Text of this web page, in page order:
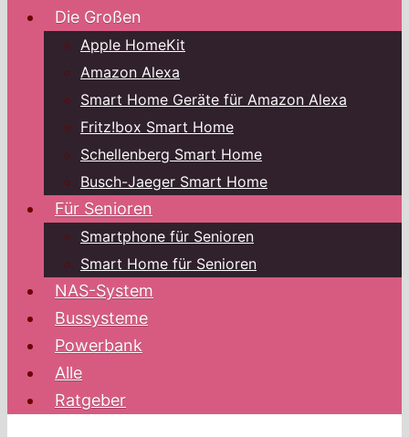
Die Großen
Apple HomeKit
Amazon Alexa
Smart Home Geräte für Amazon Alexa
Fritz!box Smart Home
Schellenberg Smart Home
Busch-Jaeger Smart Home
Für Senioren
Smartphone für Senioren
Smart Home für Senioren
NAS-System
Bussysteme
Powerbank
Alle
Ratgeber